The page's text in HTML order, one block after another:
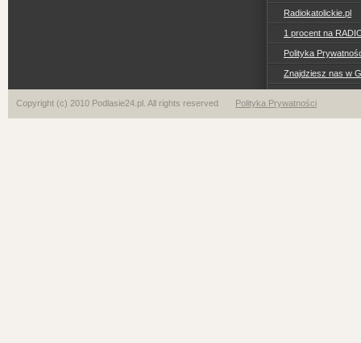
Radiokatolickie.pl
1 procent na
Polityka
Znajdziesz nas w
Copyright (c) 2010 Podlasie24.pl. All rights reserved Polityka Prywatności